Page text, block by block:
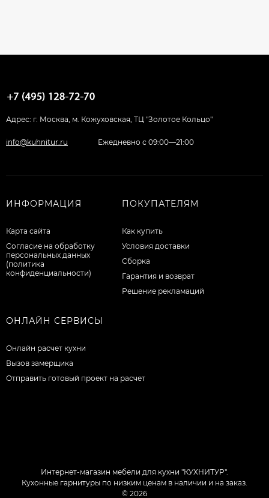
Адрес: г. Москва, м. Кожуховская, ТЦ "Золотое Кольцо"
info@kuhnitur.ru Ежедневно с 09:00—21:00
ИНФОРМАЦИЯ
Карта сайта
Согласие на обработку
персональных данных
(политика
конфиденциальности)
ПОКУПАТЕЛЯМ
Как купить
Условия доставки
Сборка
Гарантия и возврат
Решение рекламаций
ОНЛАЙН СЕРВИСЫ
Онлайн расчет кухни
Вызов замерщика
Отправить готовый проект на расчет
Интернет-магазин мебели для кухни "КУХНИТУР".
Кухонные гарнитуры по низким ценам в наличии и на заказ.
© 2026